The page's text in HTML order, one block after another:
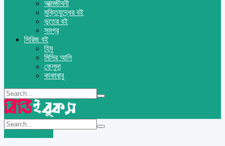
আত্মজীবনী
মুক্তিযুদ্ধের বই
ভূতের বই
সমগ্র
সিরিজ বই
হিমু
মিসির আলি
ফেলুদা
কাকাবাবু